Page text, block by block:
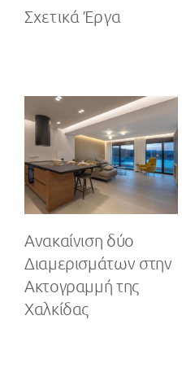
Σχετικά Έργα
Ανακαίνιση δύο
Διαμερισμάτων στην
Ακτογραμμή της
Χαλκίδας